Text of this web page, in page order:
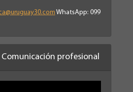
WhatsApp: 099
Comunicación profesional